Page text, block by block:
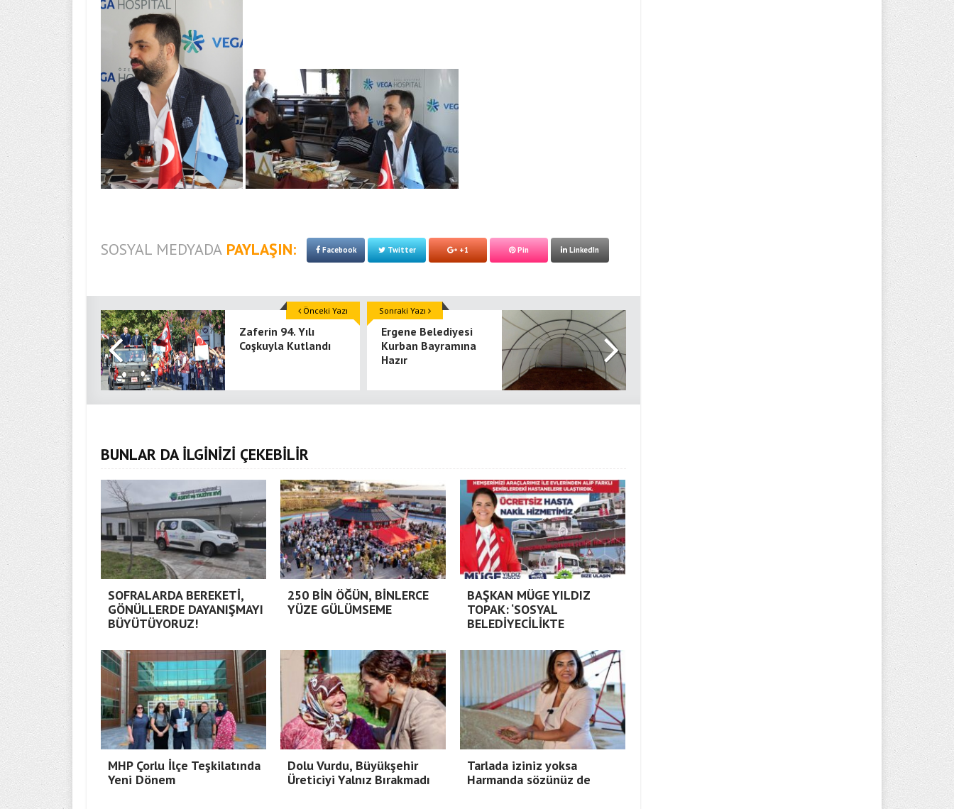
SOSYAL MEDYADA PAYLAŞIN: Facebook Twitter +1 Pin LinkedIn
Zaferin 94. Yılı
Coşkuyla Kutlandı
Önceki Yazı
Ergene Belediyesi
Kurban Bayramına
Hazır
Sonraki Yazı
BUNLAR DA İLGİNİZİ ÇEKEBİLİR
SOFRALARDA BEREKETİ,
GÖNÜLLERDE DAYANIŞMAYI
BÜYÜTÜYORUZ!
250 BİN ÖĞÜN, BİNLERCE
YÜZE GÜLÜMSEME
BAŞKAN MÜGE YILDIZ
TOPAK: ‘SOSYAL
BELEDİYECİLİKTE
MHP Çorlu İlçe Teşkilatında
Yeni Dönem
Dolu Vurdu, Büyükşehir
Üreticiyi Yalnız Bırakmadı
Tarlada iziniz yoksa
Harmanda sözünüz de